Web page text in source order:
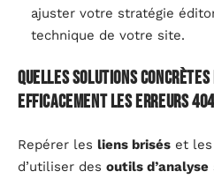
ajuster votre stratégie
technique de votre site.
Quelles solutions
efficacement les erreurs
Repérer les liens brisés et les
d’utiliser des outils d’analyse